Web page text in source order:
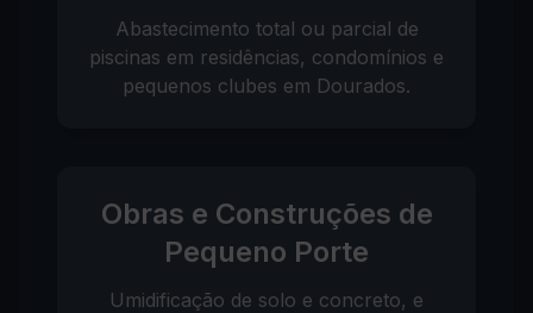
Abastecimento total ou parcial de
piscinas em residências, condomínios e
pequenos clubes em Dourados.
Obras e Construções de
Pequeno Porte
Umidificação de solo e concreto, e